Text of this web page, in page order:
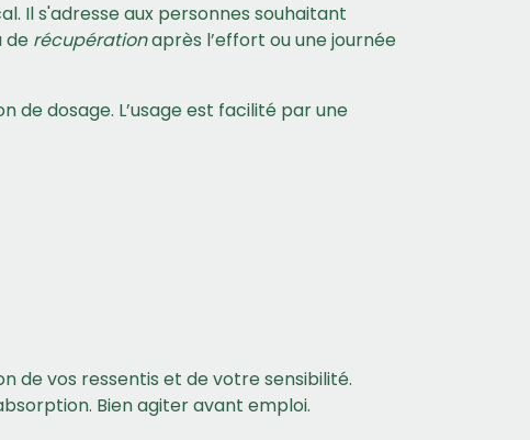
Il s'adresse aux personnes souhaitant
de récupérationaprès l’effort ou une journée
dosage. L’usage est facilité par une
de vos ressentis et de votre sensibilité.
Bien agiter avant emploi.